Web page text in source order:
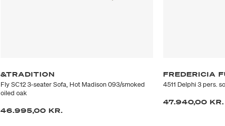
&TRADITION
Fly SC12 3-seater Sofa, Hot Madison 093/smoked
oiled oak
46.995,00 KR.
FREDERICIA
4511 Delphi 3 pers.
47.940,00 KR.